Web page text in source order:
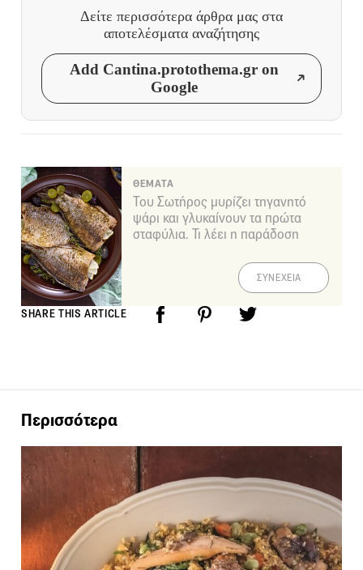
Δείτε περισσότερα άρθρα μας στα
αποτελέσματα αναζήτησης
Add Cantina.protothema.gr on
Google
ΘΕΜΑΤΑ
Του Σωτήρος μυρίζει τηγανητό
ψάρι και γλυκαίνουν τα πρώτα
σταφύλια. Τι λέει η παράδοση
ΣΥΝΕΧΕΙΑ
SHARE THIS ARTICLE
Περισσότερα